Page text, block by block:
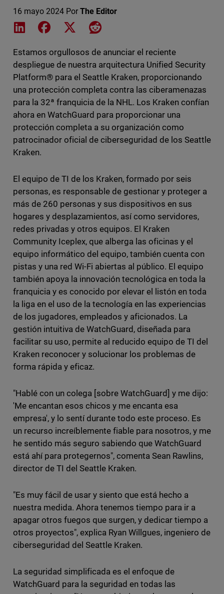
16 mayo 2024 Por The Editor
Share on LinkedIn
Share on Facebook
Share on XShare on Reddit
Estamos orgullosos de anunciar el reciente
despliegue de nuestra arquitectura Unified Security
Platform® para el Seattle Kraken, proporcionando
una protección completa contra las ciberamenazas
para la 32ª franquicia de la NHL. Los Kraken confían
ahora en WatchGuard para proporcionar una
protección completa a su organización como
patrocinador oficial de ciberseguridad de los Seattle
Kraken.
El equipo de TI de los Kraken, formado por seis
personas, es responsable de gestionar y proteger a
más de 260 personas y sus dispositivos en sus
hogares y desplazamientos, así como servidores,
redes privadas y otros equipos. El Kraken
Community Iceplex, que alberga las oficinas y el
equipo informático del equipo, también cuenta con
pistas y una red Wi-Fi abiertas al público. El equipo
también apoya la innovación tecnológica en toda la
franquicia y es conocido por elevar el listón en toda
la liga en el uso de la tecnología en las experiencias
de los jugadores, empleados y aficionados. La
gestión intuitiva de WatchGuard, diseñada para
facilitar su uso, permite al reducido equipo de TI del
Kraken reconocer y solucionar los problemas de
forma rápida y eficaz.
"Hablé con un colega [sobre WatchGuard] y me dijo:
'Me encantan esos chicos y me encanta esa
empresa', y lo sentí durante todo este proceso. Es
un recurso increíblemente fiable para nosotros, y me
he sentido más seguro sabiendo que WatchGuard
está ahí para protegernos", comenta Sean Rawlins,
director de TI del Seattle Kraken.
"Es muy fácil de usar y siento que está hecho a
nuestra medida. Ahora tenemos tiempo para ir a
apagar otros fuegos que surgen, y dedicar tiempo a
otros proyectos", explica Ryan Willgues, ingeniero de
ciberseguridad del Seattle Kraken.
La seguridad simplificada es el enfoque de
WatchGuard para la seguridad en todas las